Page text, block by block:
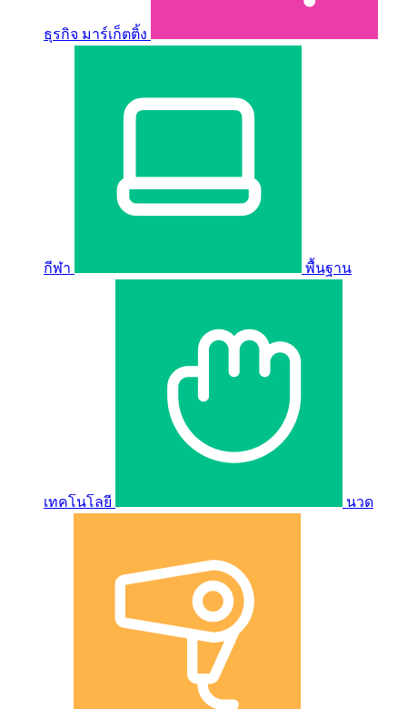
ธุรกิจ มาร์เก็ตติ้ง
กีฬา พื้นฐาน
เทคโนโลยี นวด